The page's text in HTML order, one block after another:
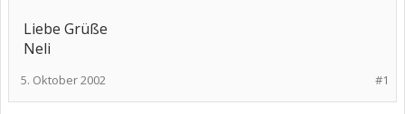
Liebe Grüße
Neli
#1
5. Oktober 2002